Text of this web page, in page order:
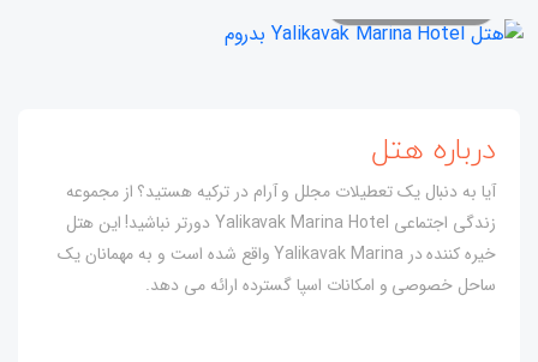
درباره هتل
آیا به دنبال یک تعطیلات مجلل و آرام در ترکیه هستید؟ از مجموعه
زندگی اجتماعی Yalikavak Marina Hotel دورتر نباشید! این هتل
خیره کننده در Yalikavak Marina واقع شده است و به مهمانان یک
ساحل خصوصی و امکانات اسپا گسترده ارائه می دهد.